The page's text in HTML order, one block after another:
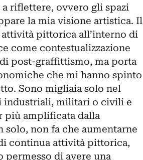
riflettere, ovvero gli spazi
la mia visione artistica. Il
pittorica all’interno di
come contestualizzazione
post-graffittismo, ma porta
che mi hanno spinto
Sono migliaia solo nel
industriali, militari o civili e
più amplificata dalla
non fa che aumentarne
continua attività pittorica,
di avere una